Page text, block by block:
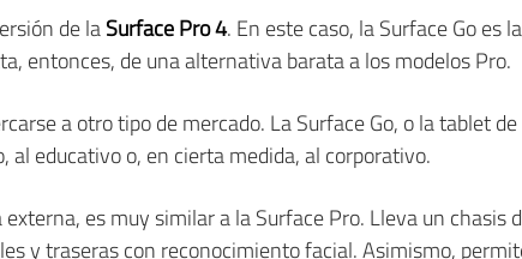
de laSurface Pro 4. En este caso, la Surface Go es
entonces, de una alternativa barata a los modelos Pro.
a otro tipo de mercado. La Surface Go, o la tablet
al educativo o, en cierta medida, al corporativo.
es muy similar a la Surface Pro. Lleva un chasis
y traseras con reconocimiento facial. Asimismo,